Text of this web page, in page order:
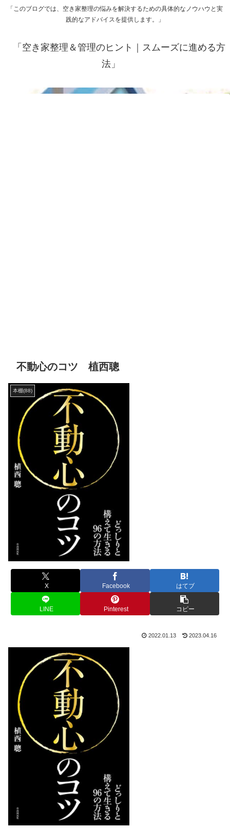
「このブログでは、空き家整理の悩みを解決するための具体的なノウハウと実
践的なアドバイスを提供します。」
「空き家整理＆管理のヒント｜スムーズに進める方
法」
不動心のコツ 植西聰
本棚(88)
X Facebook はてブ
LINE Pinterest コピー
2022.01.13 2023.04.16